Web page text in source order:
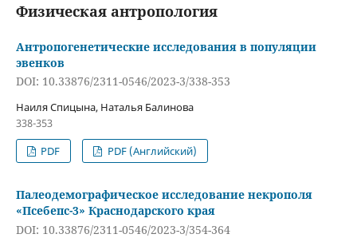
Физическая антропология
Антропогенетические исследования в популяции
эвенков
DOI: 10.33876/2311-0546/2023-3/338-353
Наиля Спицына, Наталья Балинова
338-353
PDF
PDF (Английский)
Палеодемографическое исследование некрополя
«Псебепс-3» Краснодарского края
DOI: 10.33876/2311-0546/2023-3/354-364